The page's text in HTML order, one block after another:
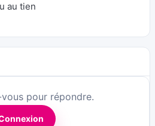
au tien
pour répondre.